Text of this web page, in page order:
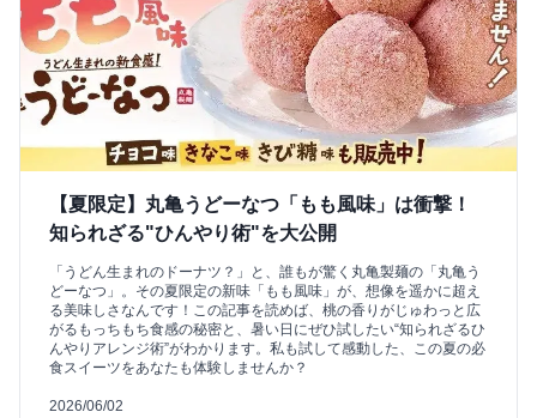
【夏限定】丸亀うどーなつ「もも風味」は衝撃！
知られざる"ひんやり術"を大公開
「うどん生まれのドーナツ？」と、誰もが驚く丸亀製麺の「丸亀う
どーなつ」。その夏限定の新味「もも風味」が、想像を遥かに超え
る美味しさなんです！この記事を読めば、桃の香りがじゅわっと広
がるもっちもち食感の秘密と、暑い日にぜひ試したい“知られざるひ
んやりアレンジ術”がわかります。私も試して感動した、この夏の必
食スイーツをあなたも体験しませんか？
2026/06/02